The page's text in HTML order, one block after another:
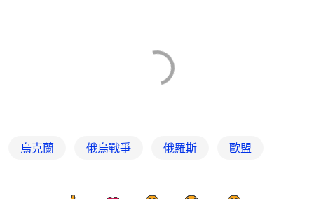
烏克蘭 俄烏戰爭 俄羅斯 歐盟